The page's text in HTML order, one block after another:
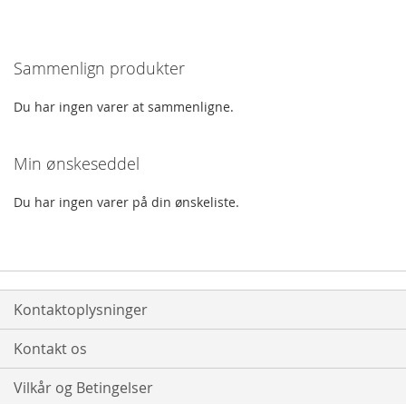
LISTE
Sammenlign produkter
Du har ingen varer at sammenligne.
Min ønskeseddel
Du har ingen varer på din ønskeliste.
Kontaktoplysninger
Kontakt os
Vilkår og Betingelser